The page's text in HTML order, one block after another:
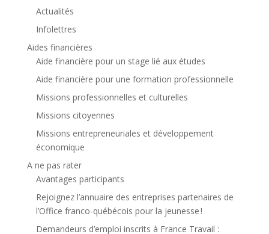
Actualités
Infolettres
Aides financières
Aide financière pour un stage lié aux études
Aide financière pour une formation professionnelle
Missions professionnelles et culturelles
Missions citoyennes
Missions entrepreneuriales et développement
économique
A ne pas rater
Avantages participants
Rejoignez l’annuaire des entreprises partenaires de
l’Office franco-québécois pour la jeunesse !
Demandeurs d’emploi inscrits à France Travail :